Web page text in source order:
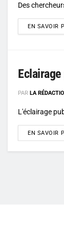
Des
EN SAVOIR
PAR LA
L'éclairage
EN SAVOIR